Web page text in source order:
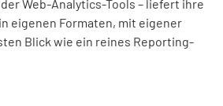
Web-Analytics-Tools – liefert ihre
eigenen Formaten, mit eigener
Blick wie ein reines Reporting-